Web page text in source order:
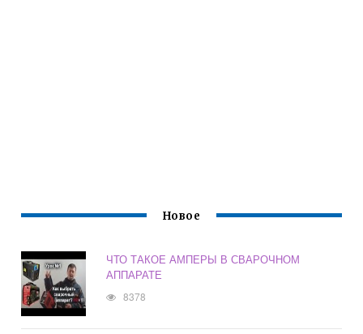
Новое
ЧТО ТАКОЕ АМПЕРЫ В СВАРОЧНОМ
АППАРАТЕ
8378